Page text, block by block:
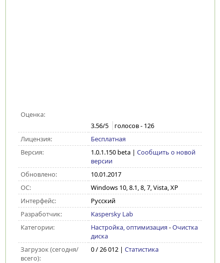
Оценка:
3.56/5 голосов - 126
Лицензия:
Бесплатная
Версия:
1.0.1.150 beta| Сообщить о новой
версии
Обновлено:
10.01.2017
ОС:
Windows 10, 8.1, 8, 7, Vista, XP
Интерфейс:
Русский
Разработчик:
Kaspersky Lab
Категории:
Настройка, оптимизация -Очистка
диска
Загрузок (сегодня/
всего):
0 / 26 012 | Статистика